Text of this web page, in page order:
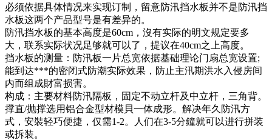
必须依据具体情况来实现订制，留意防汛挡水板并不是防汛挡
水板这两个产品型号是有差异的。
防汛挡水板的基本高度是60cm，沒有实际的明文规定要多
大，联系实际状况足够就可以了，提议在40cm之上高度。
挡水板的测量：防汛板一片总宽依据基础理论门扇总宽设置;
能到达***的密闭式防潮实际效果，防止主汛期洪水入侵房间
内而组成財富损害。
构成：主要材料防汛隔板，固定不动立杆及中立杆，三角背。
撑直/抛撑选用铝合金型材模貝一体成形。解决年久防汛方
式，安裝轻巧便捷，仅需1-2。人们在3-5分鐘就可以进行拼装
或拆装。